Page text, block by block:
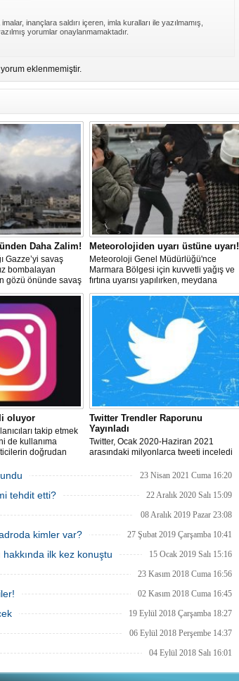
inançlara saldırı içeren, imla kuralları ile yazılmamış,
yorumlar onaylanmamaktadır.
eklenmemiştir.
Daha Zalim!
Gazze’yi savaş
bombalayan
gözü önünde savaş
aratmayan
Meteorolojiden uyarı üstüne uyarı!
Meteoroloji Genel Müdürlüğü'nce
Marmara Bölgesi için kuvvetli yağış ve
fırtına uyarısı yapılırken, meydana
gelebilecek olumsuzluklara karşı
dikkatli olunması istendi.
oluyor
takip etmek
de kullanıma
doğrudan
Instagram
Twitter Trendler Raporunu
Yayınladı
Twitter, Ocak 2020-Haziran 2021
arasındaki milyonlarca tweeti inceledi
yaptığı hakkında daha fazla bilgi
2018- Aralık 2019) tweetleriyle
23 Nisan 2021 Cuma 16:20
tehdit etti? 22 Aralık 2020 Salı 15:09
08 Aralık 2019 Pazar 23:08
kimler var? 27 Şubat 2019 Çarşamba 10:41
ilk kez konuştu 15 Ocak 2019 Salı 15:16
23 Kasım 2018 Cuma 16:56
02 Kasım 2018 Cuma 16:45
19 Eylül 2018 Çarşamba 18:27
06 Eylül 2018 Perşembe 14:37
04 Eylül 2018 Salı 16:01